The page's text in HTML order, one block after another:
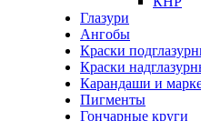
Глазури
Ангобы
Краски
Краски
Карандаши и
Пигменты
Гончарные круги